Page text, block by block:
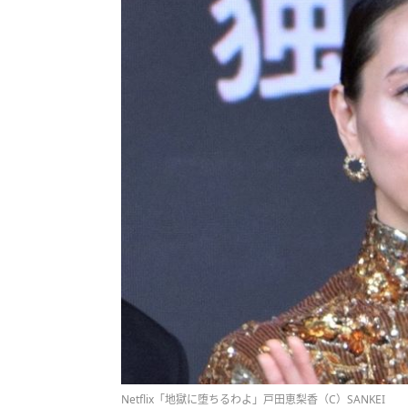
Netflix「地獄に堕ちるわよ」戸田恵梨香（C）SANKEI